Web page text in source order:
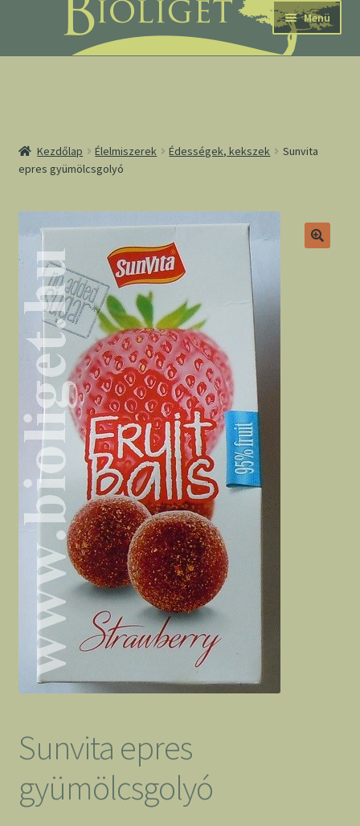
navigációhoz
tartalomba
Menü
Kezdőlap Élelmiszerek Édességek, kekszek
Sunvita
epres gyümölcsgolyó
Sunvita epres
gyümölcsgolyó